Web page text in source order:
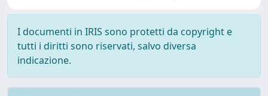
I documenti in IRIS sono protetti da copyright e
tutti i diritti sono riservati, salvo diversa
indicazione.